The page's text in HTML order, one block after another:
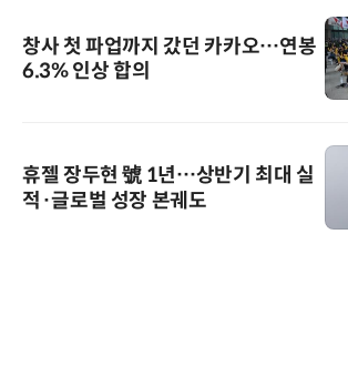
창사 첫 파업까지 갔던 카카오…연봉
6.3% 인상 합의
휴젤 장두현 號 1년…상반기 최대 실
적·글로벌 성장 본궤도